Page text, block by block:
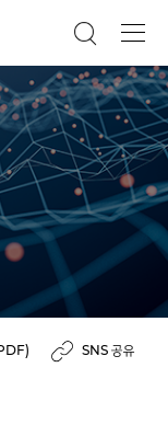
SNS 공유